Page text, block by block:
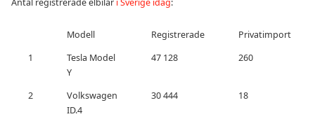
Modell Registrerade
Privatimport
1
Tesla Model
Y
47 128 260
2
Volkswagen
ID.4
30 444 18